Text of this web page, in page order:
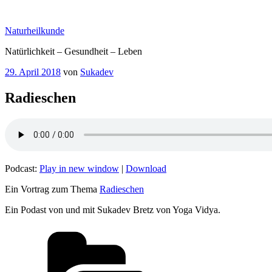
springen
Naturheilkunde
Natürlichkeit – Gesundheit – Leben
Veröffentlicht
29. April 2018 von Sukadev
Radieschen
Podcast: Play in new window | Download
Ein Vortrag zum Thema Radieschen
Ein Podast von und mit Sukadev Bretz von Yoga Vidya.